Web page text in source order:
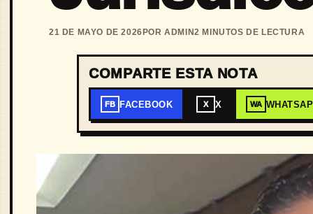
21 DE MAYO DE 2026 POR ADMIN2 MINUTOS DE LECTURA
COMPARTE ESTA NOTA
FB FACEBOOK X X WA